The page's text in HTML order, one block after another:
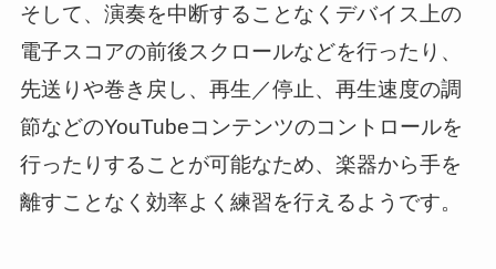
そして、演奏を中断することなくデバイス上の
電子スコアの前後スクロールなどを行ったり、
先送りや巻き戻し、再生／停止、再生速度の調
節などのYouTubeコンテンツのコントロールを
行ったりすることが可能なため、楽器から手を
離すことなく効率よく練習を行えるようです。